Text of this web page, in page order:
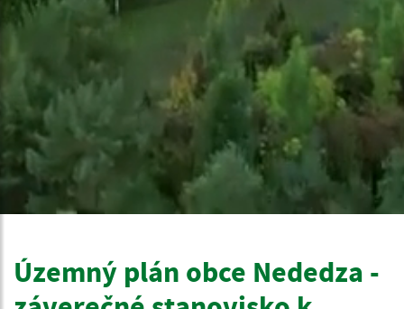
Územný plán obce Nededza -